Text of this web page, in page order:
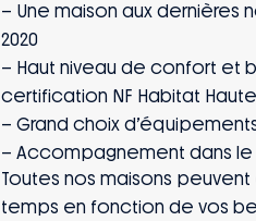
– Une maison aux dernières
2020
– Haut niveau de confort et
certification NF Habitat
– Grand choix
– Accompagnement dans le
Toutes nos maisons
temps en fonction de vos